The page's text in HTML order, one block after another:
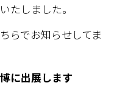
たしました。
らでお知らせしてま
に出展します